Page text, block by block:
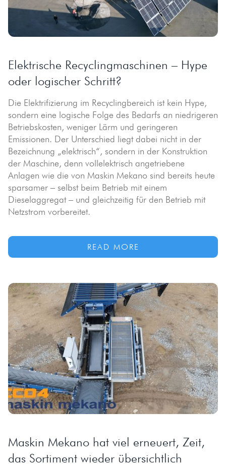
Elektrische Recyclingmaschinen – Hype
oder logischer Schritt?
Die Elektrifizierung im Recyclingbereich ist kein Hype,
sondern eine logische Folge des Bedarfs an niedrigeren
Betriebskosten, weniger Lärm und geringeren
Emissionen. Der Unterschied liegt dabei nicht in der
Bezeichnung „elektrisch“, sondern in der Konstruktion
der Maschine, denn vollelektrisch angetriebene
Anlagen wie die von Maskin Mekano sind bereits heute
sparsamer – selbst beim Betrieb mit einem
Dieselaggregat – und gleichzeitig für den Betrieb mit
Netzstrom vorbereitet.
READ MORE
Maskin Mekano hat viel erneuert, Zeit,
das Sortiment wieder übersichtlich